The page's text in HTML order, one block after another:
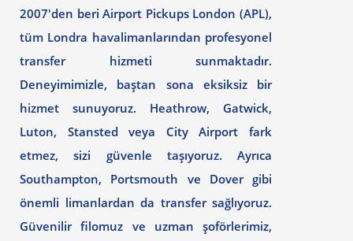
2007'den beri Airport Pickups London (APL),
tüm Londra havalimanlarından profesyonel
transfer hizmeti sunmaktadır.
Deneyimimizle, baştan sona eksiksiz bir
hizmet sunuyoruz. Heathrow, Gatwick,
Luton, Stansted veya City Airport fark
etmez, sizi güvenle taşıyoruz. Ayrıca
Southampton, Portsmouth ve Dover gibi
önemli limanlardan da transfer sağlıyoruz.
Güvenilir filomuz ve uzman şoförlerimiz,